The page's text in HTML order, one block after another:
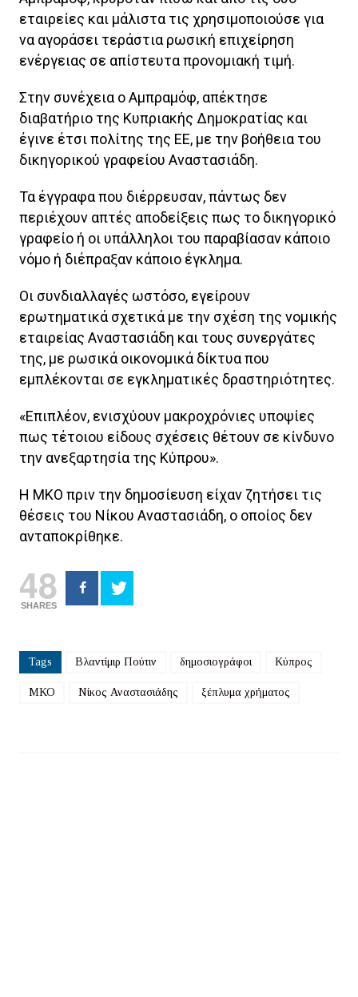
εταιρείες και μάλιστα τις χρησιμοποιούσε για
να αγοράσει τεράστια ρωσική επιχείρηση
ενέργειας σε απίστευτα προνομιακή τιμή.
Στην συνέχεια ο Αμπραμόφ, απέκτησε
διαβατήριο της Κυπριακής Δημοκρατίας και
έγινε έτσι πολίτης της ΕΕ, με την βοήθεια του
δικηγορικού γραφείου Αναστασιάδη.
Τα έγγραφα που διέρρευσαν, πάντως δεν
περιέχουν απτές αποδείξεις πως το δικηγορικό
γραφείο ή οι υπάλληλοι του παραβίασαν κάποιο
νόμο ή διέπραξαν κάποιο έγκλημα.
Οι συνδιαλλαγές ωστόσο, εγείρουν
ερωτηματικά σχετικά με την σχέση της νομικής
εταιρείας Αναστασιάδη και τους συνεργάτες
της, με ρωσικά οικονομικά δίκτυα που
εμπλέκονται σε εγκληματικές δραστηριότητες.
«Επιπλέον, ενισχύουν μακροχρόνιες υποψίες
πως τέτοιου είδους σχέσεις θέτουν σε κίνδυνο
την ανεξαρτησία της Κύπρου».
Η ΜΚΟ πριν την δημοσίευση είχαν ζητήσει τις
θέσεις του Νίκου Αναστασιάδη, ο οποίος δεν
ανταποκρίθηκε.
48
SHARES
Tags Βλαντίμιρ Πούτιν δημοσιογράφοι Κύπρος
ΜΚΟ Νίκος Αναστασιάδης ξέπλυμα χρήματος